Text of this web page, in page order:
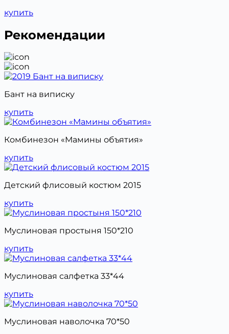
купить
Рекомендации
Бант на виписку
купить
Комбинезон «Мамины объятия»
купить
Детский флисовый костюм 2015
купить
Муслиновая простыня 150*210
купить
Муслиновая салфетка 33*44
купить
Муслиновая наволочка 70*50